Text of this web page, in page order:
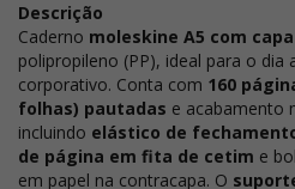
Descrição
Caderno moleskine A5 com
polipropileno (PP), ideal para o dia
corporativo. Conta com 160
folhas) pautadas e acabamento
incluindo elástico de
de página em fita de cetim e
em papel na contracapa. O